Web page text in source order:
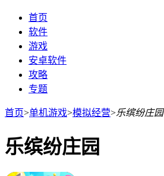
首页
软件
游戏
安卓软件
攻略
专题
首页>单机游戏>模拟经营>乐缤纷庄园
乐缤纷庄园